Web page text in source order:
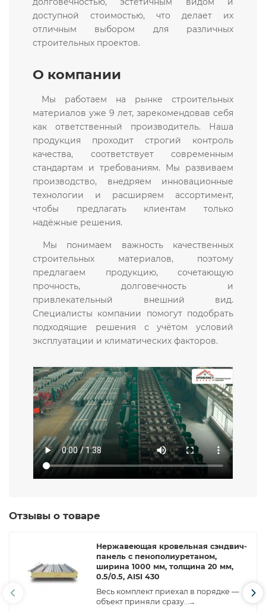
доступной стоимостью, что делает их
отличным выбором для различных
строительных проектов.
О компании
Мы работаем на рынке строительных
материалов уже 9 лет, зарекомендовав себя
как ответственный производитель. Наша
продукция проходит строгий контроль
качества, соответствует современным
стандартам и требованиям. Мы развиваем
производство, внедряем инновационные
технологии и расширяем ассортимент,
чтобы предлагать клиентам только
надёжные решения.
Мы понимаем важность качественных
строительных материалов, поэтому
предлагаем продукцию, сочетающую
прочность, долговечность и
привлекательный внешний вид.
Специалисты компании помогут подобрать
подходящие решения с учётом условий
эксплуатации и климатических факторов.
Отзывы о товаре
Нержавеющая кровельная сэндвич-
панель с пенополиуретаном,
ширина 1000 мм, толщина 20 мм,
0.5/0.5, AISI 430
Весь комплект приехал в порядке —
объект приняли сразу...→